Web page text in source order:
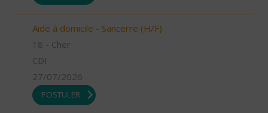
Aide à domicile - Sancerre (H/F)
18 - Cher
CDI
27/07/2026
POSTULER